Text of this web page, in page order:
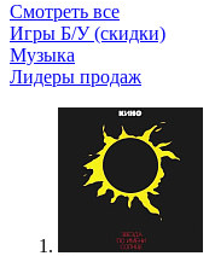
Смотреть все
Игры Б/У (скидки)
Музыка
Лидеры продаж